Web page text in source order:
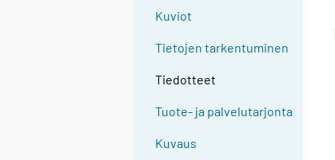
Kuviot
Tietojen tarkentuminen
Tiedotteet
Tuote- ja palvelutarjonta
Kuvaus